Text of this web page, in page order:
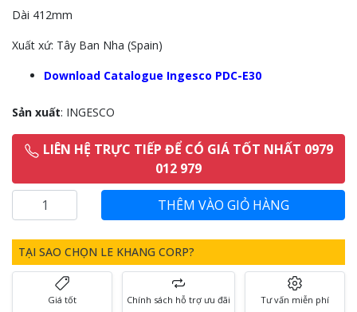
Dài 412mm
Xuất xứ: Tây Ban Nha (Spain)
Download Catalogue Ingesco PDC-E30
Sản xuất: INGESCO
LIÊN HỆ TRỰC TIẾP ĐỂ CÓ GIÁ TỐT NHẤT 0979
012 979
TẠI SAO CHỌN LE KHANG CORP?
Giá tốt
Chính sách hỗ trợ ưu đãi
Tư vấn miễn phí